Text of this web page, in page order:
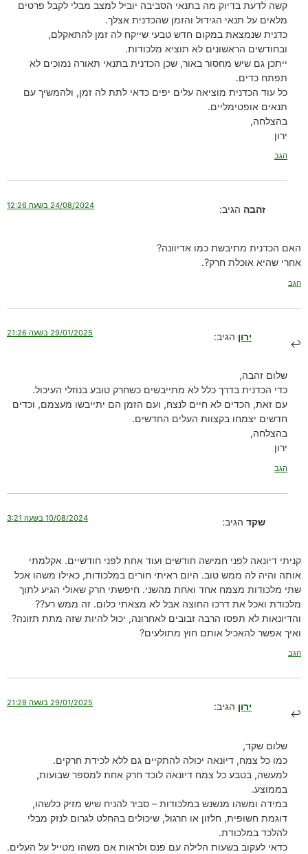
קשה לדעת בדיוק מה בתנאי הסביבה יוביל למצב מבלי לקבל פרטים
מלאים על תנאי הגידול והזמן שהכדנית אצלך.
כדנית שנמצאת במקום חדש טבעי שייקח לה זמן להתאקלם,
ובחודשים הראשונים לא תוציא מלכודות.
ייתכן גם שיש מחסור באור, שכן הכדנית בתנאי תאורה נמוכים לא
תפתח כדים.
כל עוד הכדנית מוציאה עלים יפים כדאי לתת לה זמן, ולהמשיך עם
תנאים אופטימליים.
בהצלחה,
ירון
הגב
זהבה הגיב: 24/08/2024 בשעה 12:26
האם הכדנית מתיבשת כמו אדיוונה?
אחרי שהיא אוכלת חרק?.
הגב
ירון הגיב: 29/01/2025 בשעה 21:26
שלום זהבה,
כדי הכדנית בדרך כלל לא מתייבשים כשחרק טובע בנוזלי העיכול.
עם זאת, הכדים לא חיים לנצח, ועם הזמן הם יתייבשו מעצמם, וכדים
חדשים יצמחו בקצוות העלים החדשים.
בהצלחה,
ירון
הגב
שקד הגיב: 10/08/2024 בשעה 3:21
קניתי דיונאה לפני חמישה חודשים ועוד אחת לפני חודשיים. אקלמתי
אותה והיה לה ממש טוב. היום ראיתי חורים במלכודות, כאילו משהו אכל
שתי מלכודות מצמח אחד ואחת מהשני. חיפשתי חרק שאולי הגיע לתוך
מלכודת ואכל את דרכו החוצה אבל לא מצאתי כלום. זה ממש רע??
והדיונאות לא תפסו הרבה זבובים לאחרונה, יכול להיות שזה מתת תזונה?
ואיך אפשר להאכיל אותם חוץ מתולעים?
הגב
ירון הגיב: 29/01/2025 בשעה 21:28
שלום שקד,
כמו כל צמח, דיונאה יכולה להתקיים גם ללא לכידת חרקים.
למעשה, בטבע כל צמח דיונאה לוכד חרק אחת למספר שבועות,
בממוצע.
במידה ומשהו מנשנש במלכודות – סביר להניח שיש מזיק כלשהו,
דוגמת חשופית, חלזון או חרגול, שיכולים בהחלט לגרום לנזק מבלי
להלכד במלכודת.
כדאי לעקוב בשעות הלילה עם פנס ולראות אם משהו מטייל על העלים.